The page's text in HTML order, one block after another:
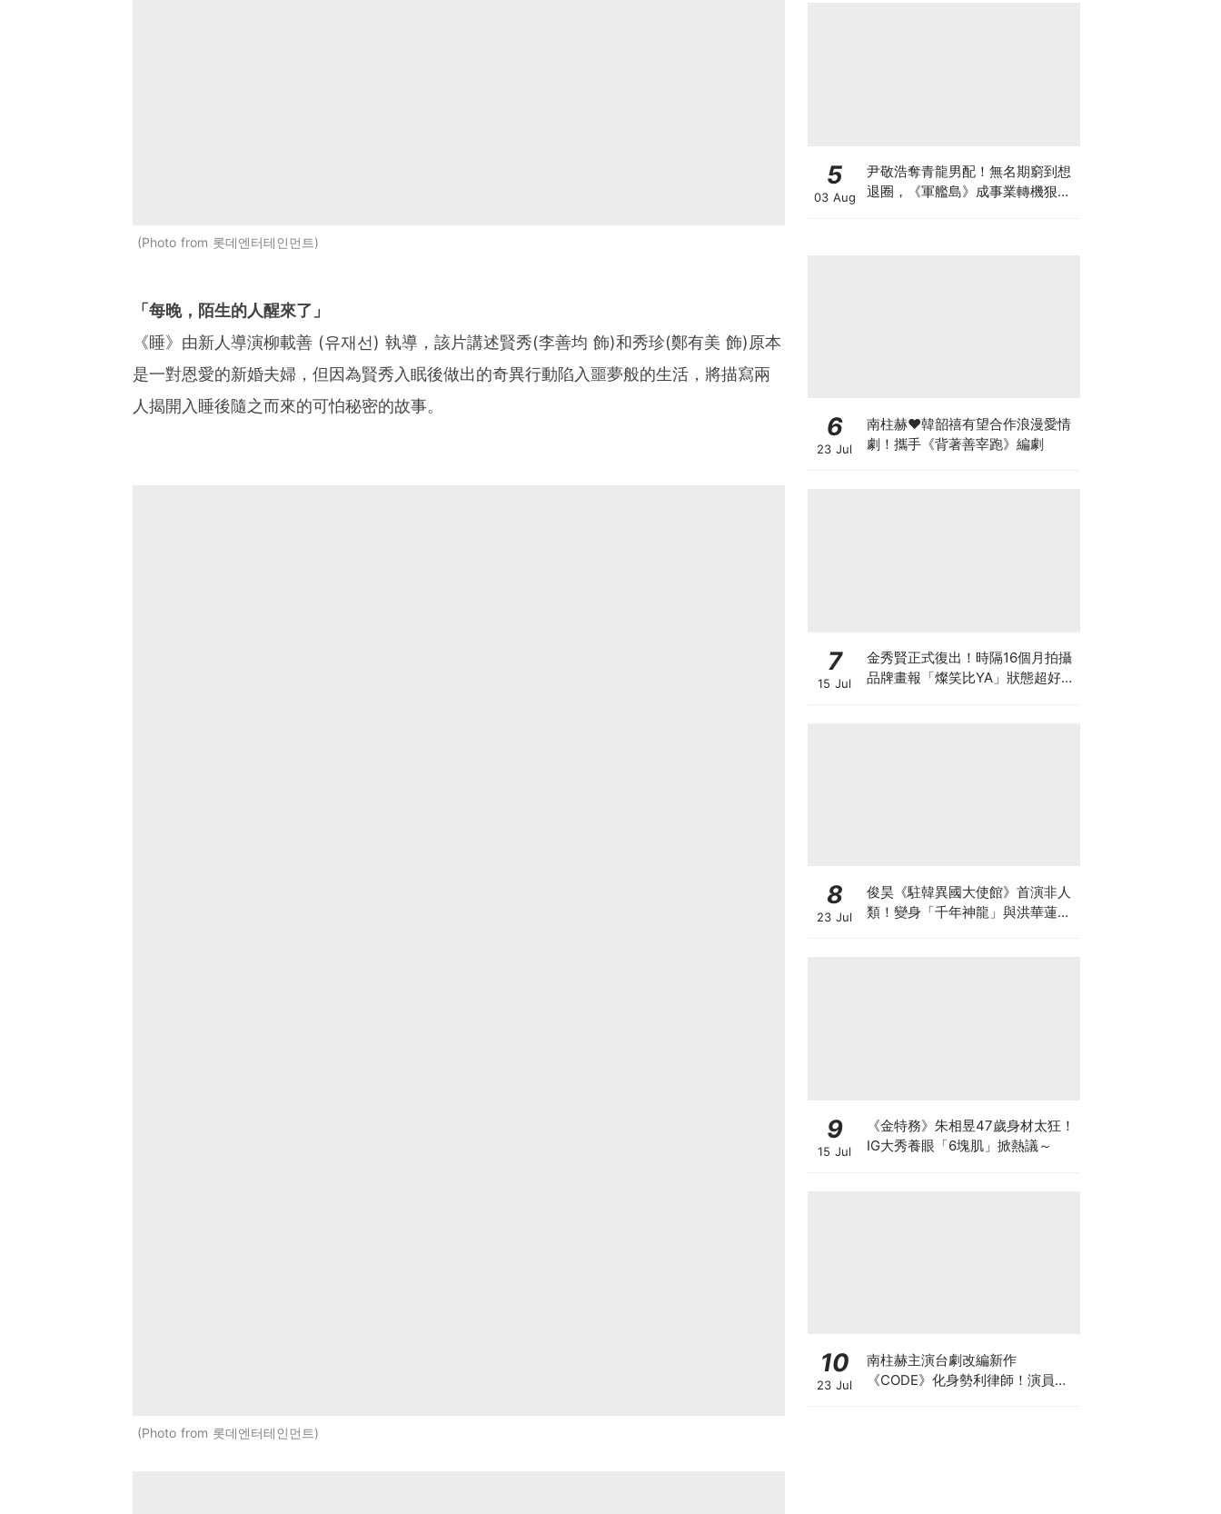
Photo from 롯데엔터테인먼트
「每晚，陌生的人醒來了」
《睡》由新人導演柳載善 (유재선) 執導，該片講述賢秀(李善均 飾)和秀珍(鄭有美 飾)原本
是一對恩愛的新婚夫婦，但因為賢秀入眠後做出的奇異行動陷入噩夢般的生活，將描寫兩
人揭開入睡後隨之而來的可怕秘密的故事。​
Photo from 롯데엔터테인먼트
5
03 Aug
尹敬浩奪青龍男配！無名期窮到想
退圈，《軍艦島》成事業轉機狠甩
6
23 Jul
南柱赫♥韓韶禧有望合作浪漫愛情
劇！攜手《背著善宰跑》編劇
7
15 Jul
金秀賢正式復出！時隔16個月拍攝
品牌畫報「燦笑比YA」狀態超好，
8
23 Jul
俊昊《駐韓異國大使館》首演非人
類！變身「千年神龍」與洪華蓮大
9
15 Jul
《金特務》朱相昱47歲身材太狂！
IG大秀養眼「6塊肌」掀熱議～
10
23 Jul
南柱赫主演台劇改編新作
《CODE》化身勢利律師！演員陣